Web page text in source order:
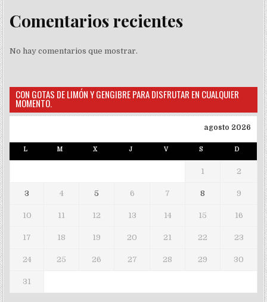
Comentarios recientes
No hay comentarios que mostrar.
CON GOTAS DE LIMÓN Y GENGIBRE PARA DISFRUTAR EN CUALQUIER
MOMENTO.
agosto 2026
L M X J V S D
1 2
3 4 5 6 7 8 9
10 11 12 13 14 15 16
17 18 19 20 21 22 23
24 25 26 27 28 29 30
31